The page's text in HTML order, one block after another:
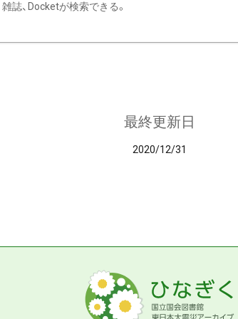
雑誌、Docketが検索できる。
最終更新日
2020/12/31